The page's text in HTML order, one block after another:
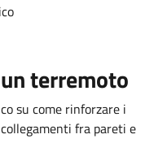
terremoto
su come rinforzare i
fra pareti e